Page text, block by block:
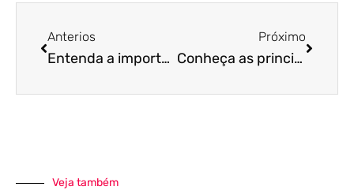
Anterios
Entenda a importância da gestão financeira antes de abrir a sua empresa!
Próximo
Conheça as principais diferenças entre cancelamento, carta de correção e inutilização de notas fiscais. Confira!
Veja também